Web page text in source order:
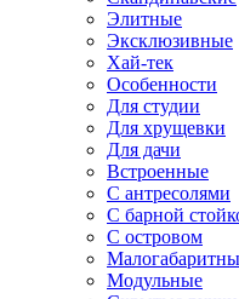
Элитные
Эксклюзивные
Хай-тек
Особенности
Для студии
Для хрущевки
Для дачи
Встроенные
С антресолями
С барной
С островом
Модульные